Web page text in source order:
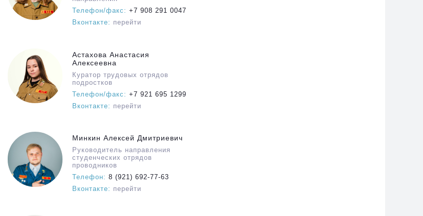
Телефон/факс: +7 908 291 0047
Вконтакте: перейти
Астахова Анастасия
Алексеевна
Куратор трудовых отрядов
подростков
Телефон/факс: +7 921 695 1299
Вконтакте: перейти
Минкин Алексей Дмитриевич
Руководитель направления
студенческих отрядов
проводников
Телефон: 8 (921) 692-77-63
Вконтакте: перейти